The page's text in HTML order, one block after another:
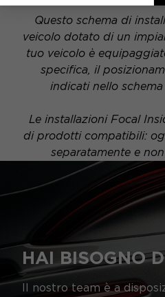
Questo schema di
veicolo dotato di un
tuo veicolo è
specifica, il
indicati nello
Le installazioni Focal
di prodotti compatibili:
separatamente e
HAI BISOGNO
Il nostro team è a